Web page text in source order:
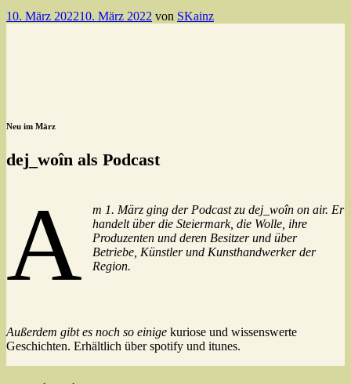
Veröffentlicht
10. März 202210. März 2022 von SKainz
Neu im März
dej_woîn als Podcast
A
m 1. März ging der Podcast zu dej_woîn on air. Er
handelt über die Steiermark, die Wolle, ihre
Produzenten und deren Besitzer und über
Betriebe, Künstler und Kunsthandwerker der
Region.
Außerdem gibt es noch so einige kuriose und wissenswerte
Geschichten. Erhältlich über spotify und itunes.